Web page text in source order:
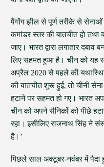
पैंगोंग झील से पूर्ण तरीके से
कमांडर स्तर की बातचीत हो तथा
जाए। भारत द्वारा लगातार
लिए सहमत हुआ है। चीन को यह
अप्रैल 2020 से पहले की
की बातचीत शुरू हुई, तो चीनी
हटाने पर सहमत हो गए। भारत
चीन को अपने सैनिकों को पीछे
रहा। इसीलिए राजनाथ सिंह ने
है।’
पिछले साल अक्टूबर-नवंबर में पैदा